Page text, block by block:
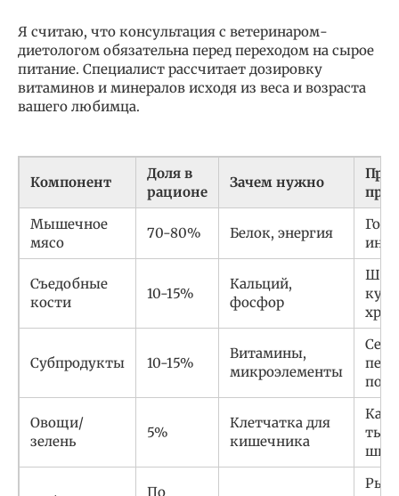
Я считаю, что консультация с ветеринаром-
диетологом обязательна перед переходом на сырое
питание. Специалист рассчитает дозировку
витаминов и минералов исходя из веса и возраста
вашего любимца.
Компонент
Доля в
рационе
Зачем нужно
Мышечное
мясо
70-80% Белок, энергия
Съедобные
кости
10-15%
Кальций,
фосфор
Шеи
Субпродукты 10-15%
Витамины,
микроэлементы
Овощи/
зелень
5%
Клетчатка для
кишечника
По